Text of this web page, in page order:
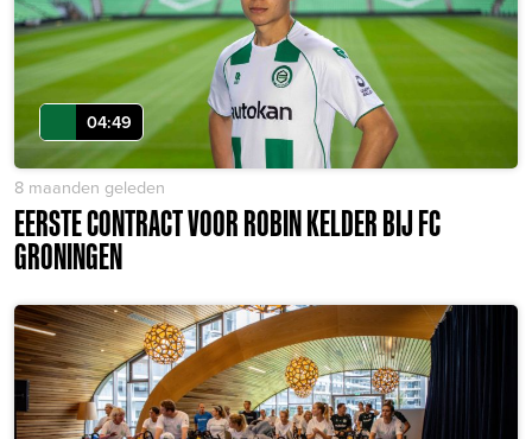
04:49
8 maanden geleden
EERSTE CONTRACT VOOR ROBIN KELDER BIJ FC
GRONINGEN